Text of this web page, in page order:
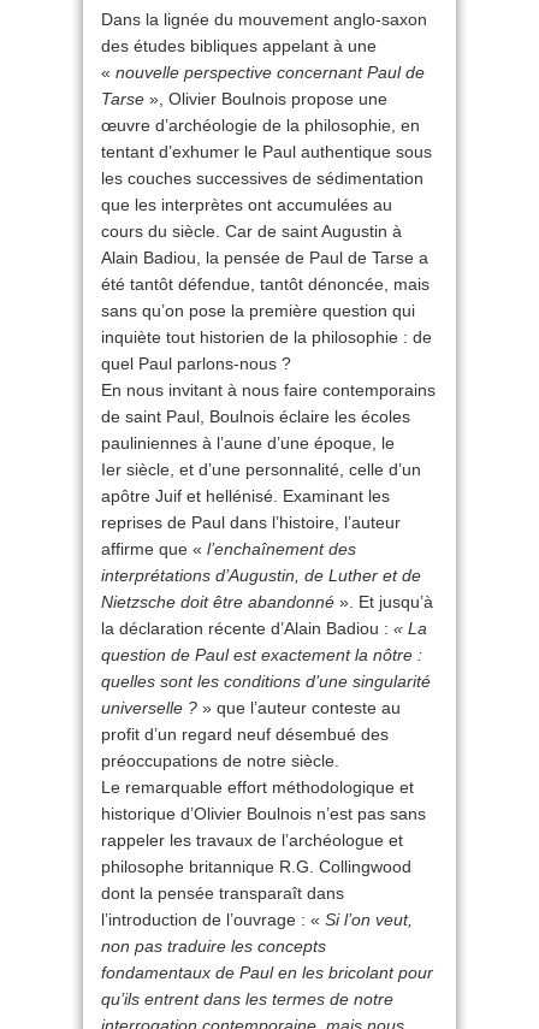
Dans la lignée du mouvement anglo-saxon
des études bibliques appelant à une
« nouvelle perspective concernant Paul de
Tarse », Olivier Boulnois propose une
œuvre d’archéologie de la philosophie, en
tentant d’exhumer le Paul authentique sous
les couches successives de sédimentation
que les interprètes ont accumulées au
cours du siècle. Car de saint Augustin à
Alain Badiou, la pensée de Paul de Tarse a
été tantôt défendue, tantôt dénoncée, mais
sans qu’on pose la première question qui
inquiète tout historien de la philosophie : de
quel Paul parlons-nous ?
En nous invitant à nous faire contemporains
de saint Paul, Boulnois éclaire les écoles
pauliniennes à l’aune d’une époque, le
Ier siècle, et d’une personnalité, celle d’un
apôtre Juif et hellénisé. Examinant les
reprises de Paul dans l’histoire, l’auteur
affirme que « l’enchaînement des
interprétations d’Augustin, de Luther et de
Nietzsche doit être abandonné ». Et jusqu’à
la déclaration récente d’Alain Badiou : « La
question de Paul est exactement la nôtre :
quelles sont les conditions d’une singularité
universelle ? » que l’auteur conteste au
profit d’un regard neuf désembué des
préoccupations de notre siècle.
Le remarquable effort méthodologique et
historique d’Olivier Boulnois n’est pas sans
rappeler les travaux de l’archéologue et
philosophe britannique R.G. Collingwood
dont la pensée transparaît dans
l’introduction de l’ouvrage : « Si l’on veut,
non pas traduire les concepts
fondamentaux de Paul en les bricolant pour
qu’ils entrent dans les termes de notre